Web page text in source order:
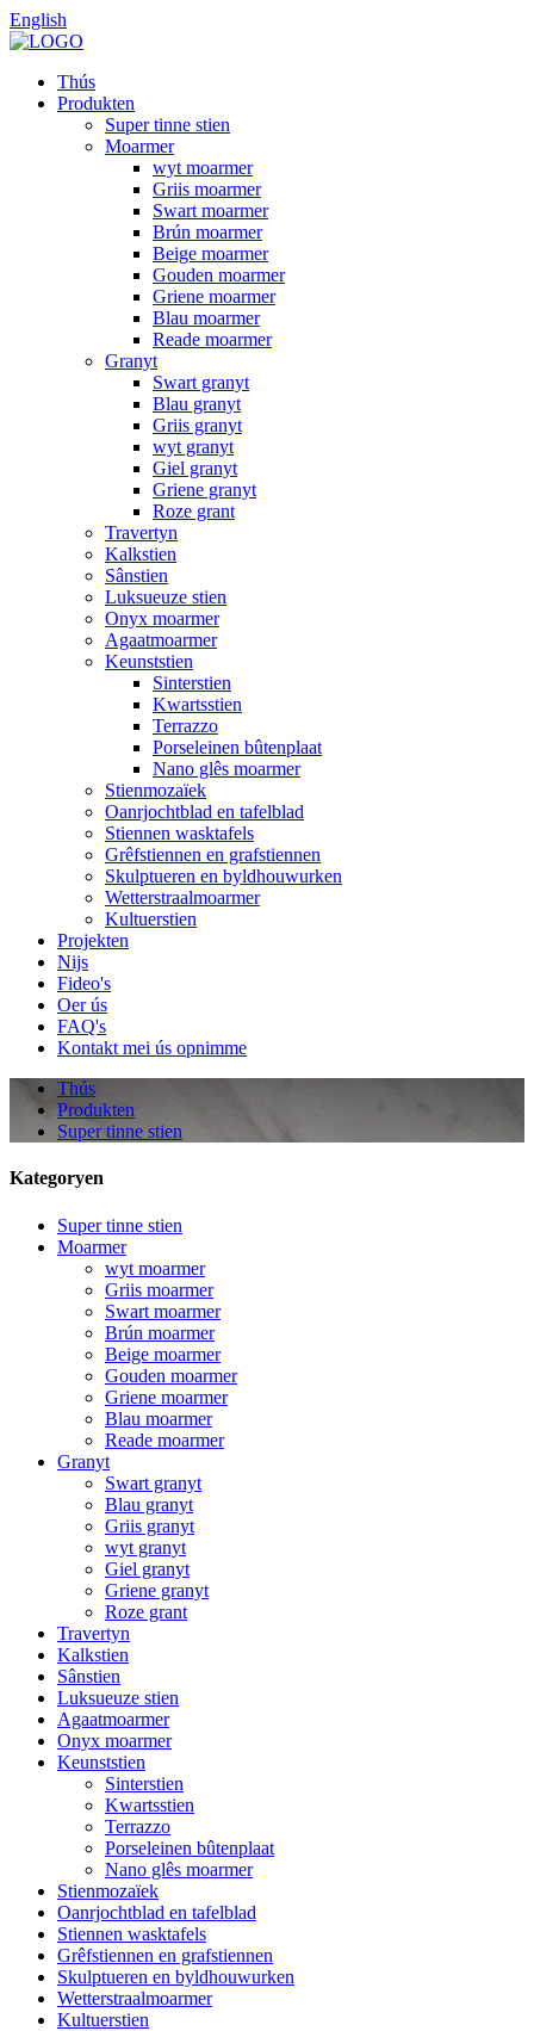
English
Thús
Produkten
Super tinne stien
Moarmer
wyt moarmer
Griis moarmer
Swart moarmer
Brún moarmer
Beige moarmer
Gouden moarmer
Griene moarmer
Blau moarmer
Reade moarmer
Granyt
Swart granyt
Blau granyt
Griis granyt
wyt granyt
Giel granyt
Griene granyt
Roze grant
Travertyn
Kalkstien
Sânstien
Luksueuze stien
Onyx moarmer
Agaatmoarmer
Keunststien
Sinterstien
Kwartsstien
Terrazzo
Porseleinen bûtenplaat
Nano glês moarmer
Stienmozaïek
Oanrjochtblad en tafelblad
Stiennen wasktafels
Grêfstiennen en grafstiennen
Skulptueren en byldhouwurken
Wetterstraalmoarmer
Kultuerstien
Projekten
Nijs
Fideo's
Oer ús
FAQ's
Kontakt mei ús opnimme
Thús
Produkten
Super tinne stien
Kategoryen
Super tinne stien
Moarmer
wyt moarmer
Griis moarmer
Swart moarmer
Brún moarmer
Beige moarmer
Gouden moarmer
Griene moarmer
Blau moarmer
Reade moarmer
Granyt
Swart granyt
Blau granyt
Griis granyt
wyt granyt
Giel granyt
Griene granyt
Roze grant
Travertyn
Kalkstien
Sânstien
Luksueuze stien
Agaatmoarmer
Onyx moarmer
Keunststien
Sinterstien
Kwartsstien
Terrazzo
Porseleinen bûtenplaat
Nano glês moarmer
Stienmozaïek
Oanrjochtblad en tafelblad
Stiennen wasktafels
Grêfstiennen en grafstiennen
Skulptueren en byldhouwurken
Wetterstraalmoarmer
Kultuerstien